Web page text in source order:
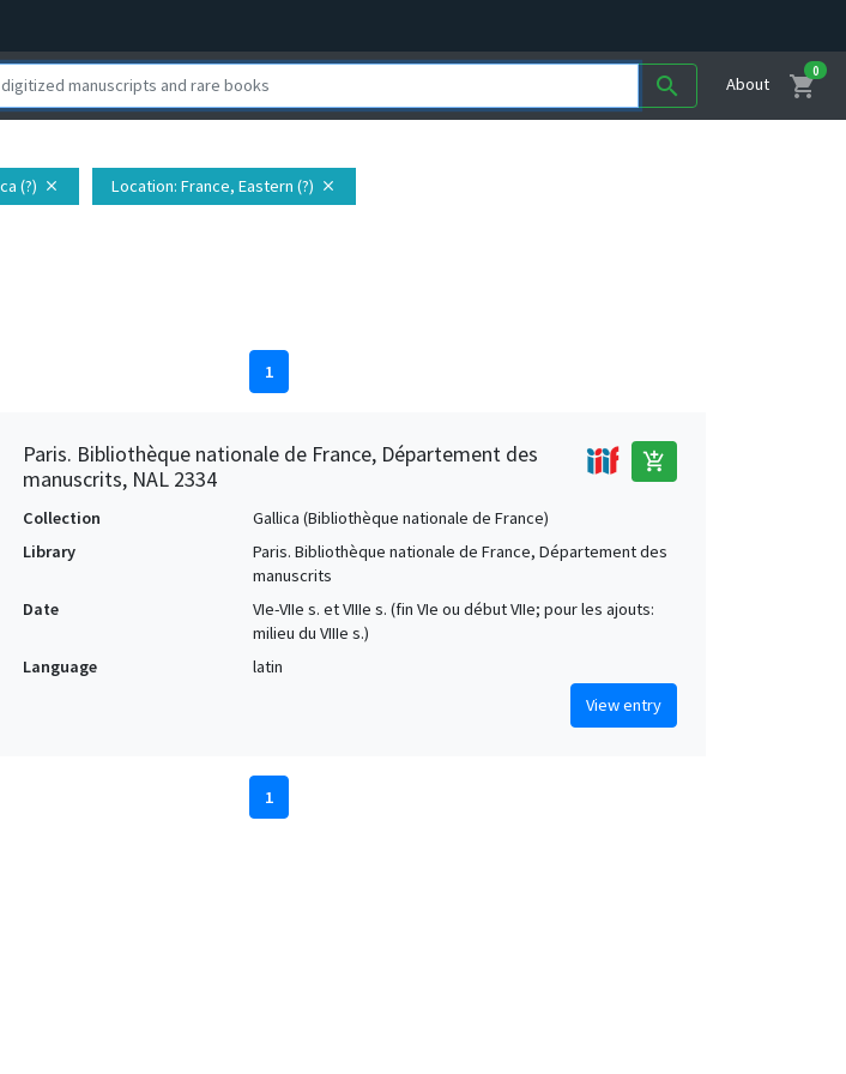
search About shopping_cart
0
(?) close Location: France, Eastern (?) close
1
Paris. Bibliothèque nationale de France, Département des
manuscrits, NAL 2334
add_shopping_cart
Collection
Gallica (Bibliothèque nationale de France)
Library
Paris. Bibliothèque nationale de France, Département des
manuscrits
Date
VIe-VIIe s. et VIIIe s. (fin VIe ou début VIIe; pour les ajouts:
milieu du VIIIe s.)
Language
latin
View entry
1